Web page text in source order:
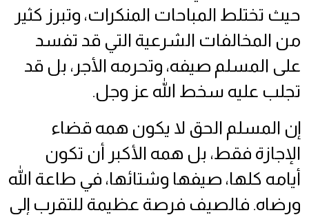
حيث تختلط المباحات المنكرات، وتبرز كثير
من المخالفات الشرعية التي قد تفسد
على المسلم صيفه، وتحرمه الأجر، بل قد
تجلب عليه سخط الله عز وجل.
إن المسلم الحق لا يكون همه قضاء
الإجازة فقط، بل همه الأكبر أن تكون
أيامه كلها، صيفها وشتائها، في طاعة الله
ورضاه. فالصيف فرصة عظيمة للتقرب إلى